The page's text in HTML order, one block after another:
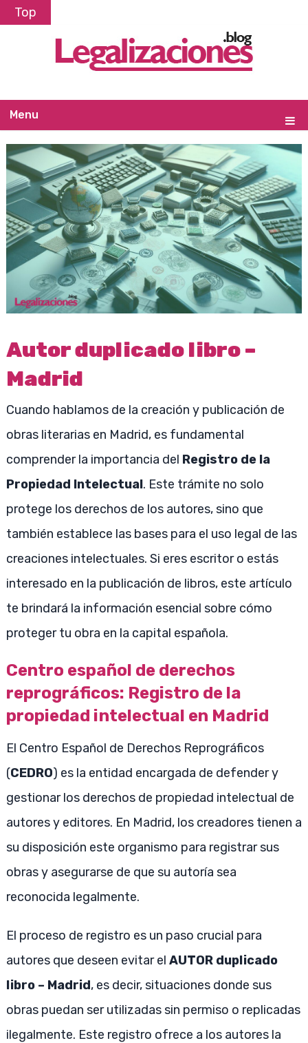
Top
Menu
Autor duplicado libro –
Madrid
Cuando hablamos de la creación y publicación de
obras literarias en Madrid, es fundamental
comprender la importancia del Registro de la
Propiedad Intelectual. Este trámite no solo
protege los derechos de los autores, sino que
también establece las bases para el uso legal de las
creaciones intelectuales. Si eres escritor o estás
interesado en la publicación de libros, este artículo
te brindará la información esencial sobre cómo
proteger tu obra en la capital española.
Centro español de derechos
reprográficos: Registro de la
propiedad intelectual en Madrid
El Centro Español de Derechos Reprográficos
(CEDRO) es la entidad encargada de defender y
gestionar los derechos de propiedad intelectual de
autores y editores. En Madrid, los creadores tienen a
su disposición este organismo para registrar sus
obras y asegurarse de que su autoría sea
reconocida legalmente.
El proceso de registro es un paso crucial para
autores que deseen evitar el AUTOR duplicado
libro – Madrid, es decir, situaciones donde sus
obras puedan ser utilizadas sin permiso o replicadas
ilegalmente. Este registro ofrece a los autores la